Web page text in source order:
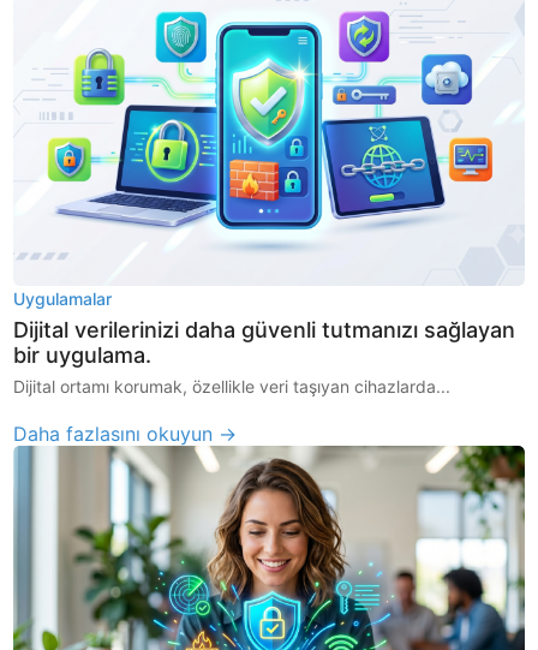
Uygulamalar
Dijital verilerinizi daha güvenli tutmanızı sağlayan
bir uygulama.
Dijital ortamı korumak, özellikle veri taşıyan cihazlarda...
Daha fazlasını okuyun →